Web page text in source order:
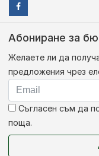
Абониране за
Желаете ли да
предложения чрез
Съгласен съм да
поща.